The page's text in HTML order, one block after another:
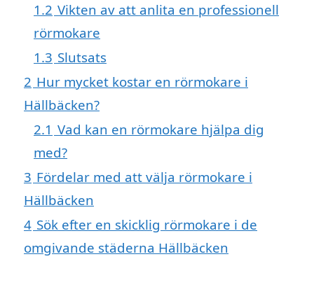
1.2 Vikten av att anlita en professionell
rörmokare
1.3 Slutsats
2 Hur mycket kostar en rörmokare i
Hällbäcken?
2.1 Vad kan en rörmokare hjälpa dig
med?
3 Fördelar med att välja rörmokare i
Hällbäcken
4 Sök efter en skicklig rörmokare i de
omgivande städerna Hällbäcken